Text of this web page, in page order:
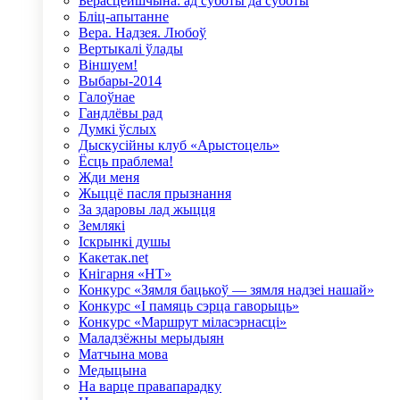
Бліц-апытанне
Вера. Надзея. Любоў
Вертыкалі ўлады
Віншуем!
Выбары-2014
Галоўнае
Гандлёвы рад
Думкі ўслых
Дыскусійны клуб «Арыстоцель»
Ёсць праблема!
Жди меня
Жыццё пасля прызнання
За здаровы лад жыцця
Землякі
Іскрынкі душы
Какетак.net
Кнігарня «НТ»
Конкурс «Зямля бацькоў — зямля надзеі нашай»
Конкурс «І памяць сэрца гаворыць»
Конкурс «Маршрут міласэрнасці»
Маладзёжны мерыдыян
Матчына мова
Медыцына
На варце правапарадку